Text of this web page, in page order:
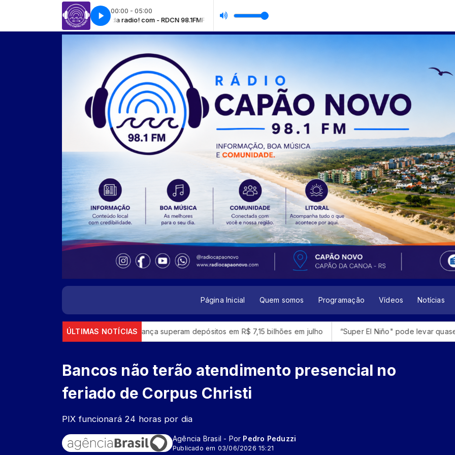
00:00 - 05:00
exclusivo da radio! com - RDCN 98.1FMFesta do Sol Music - O som que vem dos oceanos / Avalie a radio no Google e ganhe um adesivo
Página Inicial Quem somos Programação Vídeos Notícias
ÚLTIMAS NOTÍCIAS
Retiradas da poupança superam depósitos em R$ 7,15 bilhões em julho “Super El Niño" pode levar quase 50 milhões
Bancos não terão atendimento presencial no
feriado de Corpus Christi
PIX funcionará 24 horas por dia
Agência Brasil - Por Pedro Peduzzi
Publicado em 03/06/2026 15:21